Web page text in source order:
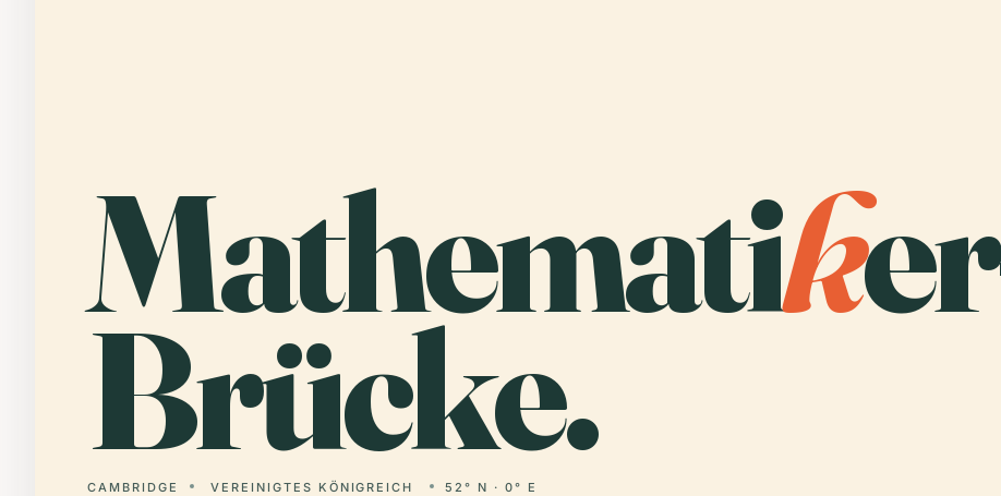
Mathematik
Brücke.
CAMBRIDGE VEREINIGTES KÖNIGREICH 52° N · 0° E